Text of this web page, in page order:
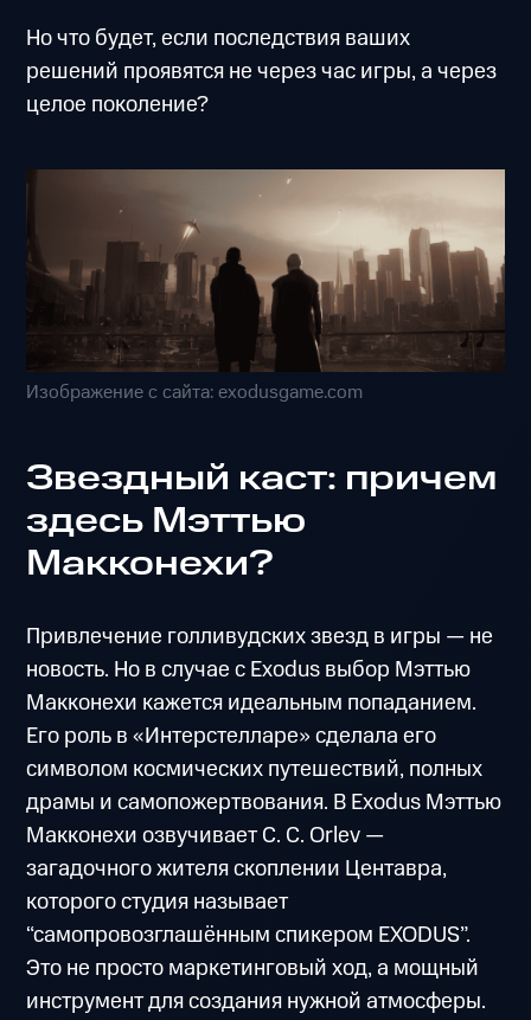
Но что будет, если последствия ваших
решений проявятся не через час игры, а через
целое поколение?
Изображение с сайта: exodusgame.com
Звездный каст: причем
здесь Мэттью
Макконехи?
Привлечение голливудских звезд в игры — не
новость. Но в случае с Exodus выбор Мэттью
Макконехи кажется идеальным попаданием.
Его роль в «Интерстелларе» сделала его
символом космических путешествий, полных
драмы и самопожертвования. В Exodus Мэттью
Макконехи озвучивает C. C. Orlev —
загадочного жителя скоплении Центавра,
которого студия называет
“самопровозглашённым спикером EXODUS”.
Это не просто маркетинговый ход, а мощный
инструмент для создания нужной атмосферы.